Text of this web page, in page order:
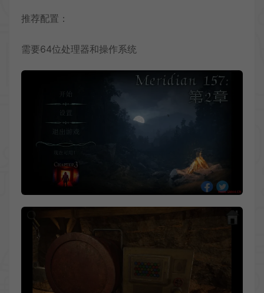
推荐配置：
需要64位处理器和操作系统